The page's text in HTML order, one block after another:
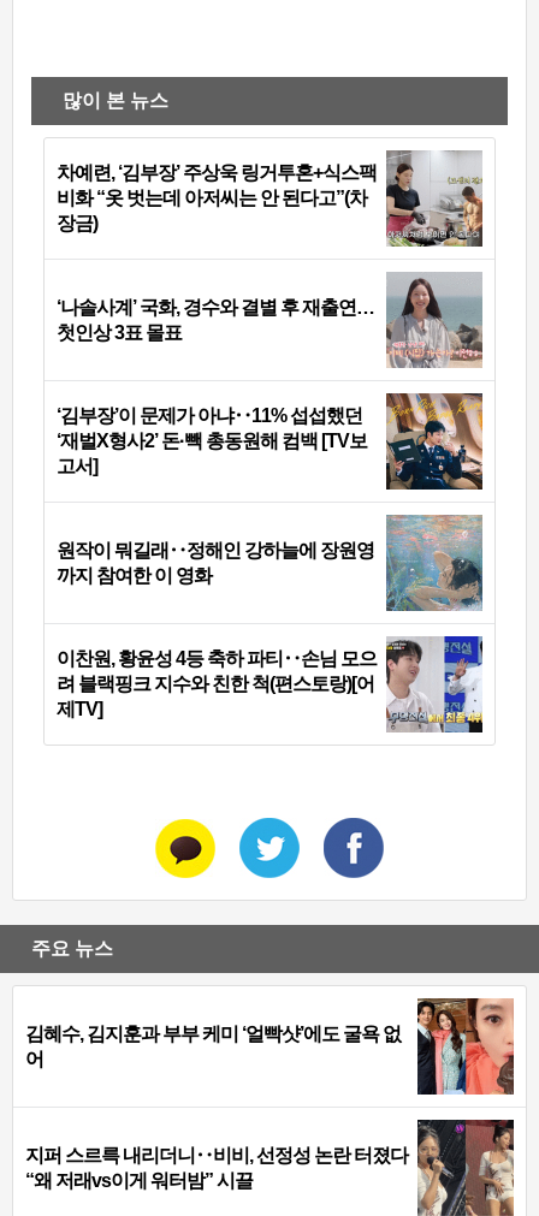
많이 본 뉴스
차예련, ‘김부장’ 주상욱 링거투혼+식스팩
비화 “옷 벗는데 아저씨는 안 된다고”(차
장금)
‘나솔사계’ 국화, 경수와 결별 후 재출연…
첫인상 3표 몰표
‘김부장’이 문제가 아냐‥11% 섭섭했던
‘재벌X형사2’ 돈·빽 총동원해 컴백 [TV보
고서]
원작이 뭐길래‥정해인 강하늘에 장원영
까지 참여한 이 영화
이찬원, 황윤성 4등 축하 파티‥손님 모으
려 블랙핑크 지수와 친한 척(편스토랑)[어
제TV]
주요 뉴스
김혜수, 김지훈과 부부 케미 ‘얼빡샷’에도 굴욕 없
어
지퍼 스르륵 내리더니‥비비, 선정성 논란 터졌다
“왜 저래vs이게 워터밤” 시끌